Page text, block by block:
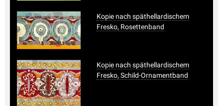
Kopie nach späthellardischem
Fresko, Rosettenband
Kopie nach späthellardischem
Fresko, Schild-Ornamentband